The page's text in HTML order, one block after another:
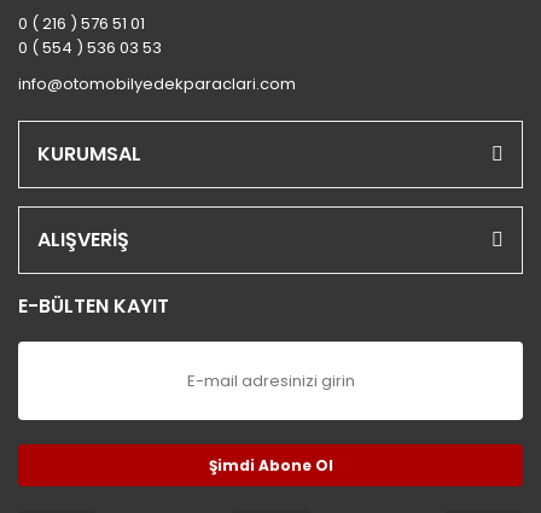
0 ( 216 ) 576 51 01
0 ( 554 ) 536 03 53
info@otomobilyedekparaclari.com
KURUMSAL
ALIŞVERİŞ
E-BÜLTEN KAYIT
Şimdi Abone Ol